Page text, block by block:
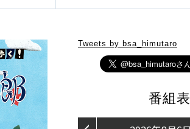
Tweets by bsa_himutaro
番組表